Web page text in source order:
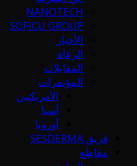
NANOTECH
SOFICU GROUP
الأخبار
الرعاة
المقابلات
المؤتمرات
الأمريكتين
آسيا
أوروبا
فريق SESDERMA
مقاطع